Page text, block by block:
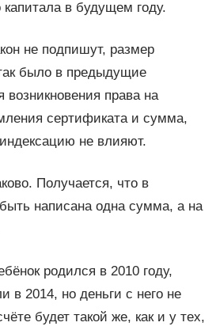
в будущем году.
не подпишут, размер
было в предыдущие
возникновения права на
сертификата и сумма,
не влияют.
Получается, что в
написана одна сумма, а на
родился в 2010 году,
в 2014, но деньги с него не
будет такой же, как и у тех,